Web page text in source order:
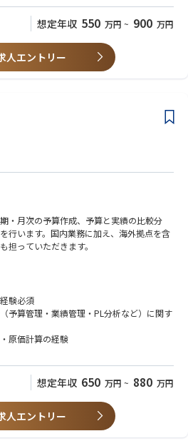
想定年収 550 万円 ~ 900 万円
人エントリー
・月次の予算作成、予算と実績の比較分
行います。国内業務に加え、海外拠点を含
担っていただきます。
性向上に向けた課題抽出やコスト削減提案
KPIをモニタリングし、各部門・各プロジ
の整理・分析を行います。
携
作成を行い、事業部門・経理部門・関連部
必要な情報をタイムリーに提供します。状
連携が発生します。
験必須
予算管理・業績管理・PL分析など）に関す
原価計算の経験
は英語を用いた業務経験
想定年収 650 万円 ~ 880 万円
人エントリー